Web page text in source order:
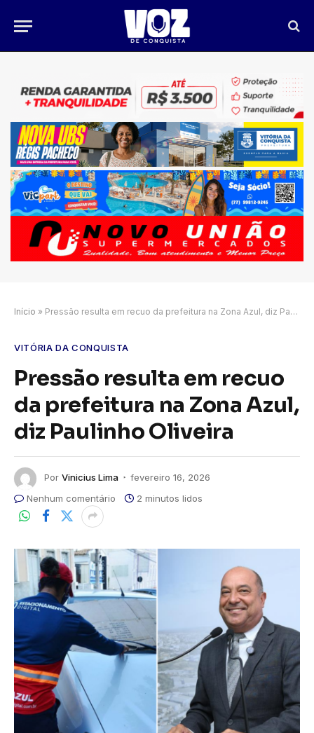
Início » Pressão resulta em recuo da prefeitura na Zona Azul, diz Paulinho Oliveira
VITÓRIA DA CONQUISTA
Pressão resulta em recuo
da prefeitura na Zona Azul,
diz Paulinho Oliveira
Por Vinicius Lima
fevereiro 16, 2026
Nenhum comentário
2 minutos lidos